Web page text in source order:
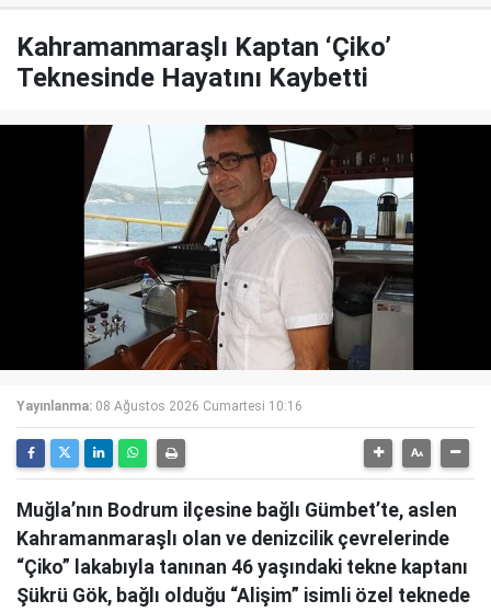
Kahramanmaraşlı Kaptan ‘Çiko’
Teknesinde Hayatını Kaybetti
Yayınlanma: 08 Ağustos 2026 Cumartesi 10:16
Muğla’nın Bodrum ilçesine bağlı Gümbet’te, aslen
Kahramanmaraşlı olan ve denizcilik çevrelerinde
“Çiko” lakabıyla tanınan 46 yaşındaki tekne kaptanı
Şükrü Gök, bağlı olduğu “Alişim” isimli özel teknede